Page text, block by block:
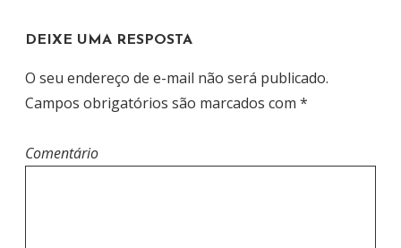
D
E
P
S
DEIXE UMA RESPOSTA
O seu endereço de e-mail não será publicado.
Campos obrigatórios são marcados com *
Comentário